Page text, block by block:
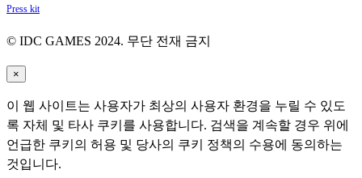
Press kit
© IDC GAMES 2024. 무단 전재 금지
×
이 웹 사이트는 사용자가 최상의 사용자 환경을 누릴 수 있도
록 자체 및 타사 쿠키를 사용합니다. 검색을 계속할 경우 위에
언급한 쿠키의 허용 및 당사의 쿠키 정책의 수용에 동의하는
것입니다.